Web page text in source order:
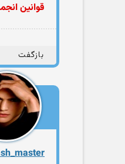
قوانین
بازگفت